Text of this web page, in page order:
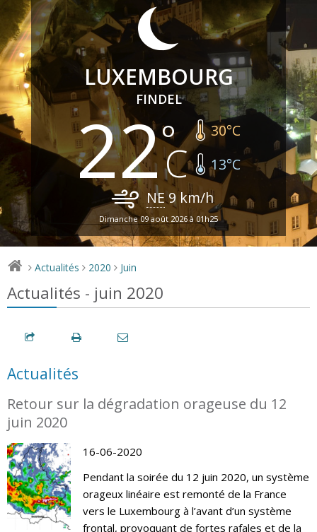
LUXEMBOURG
FINDEL
22 30°C
13°C
NE9 km/h
Dimanche 09 août 2026 à 01h25
> Actualités > 2020 > Juin
Actualités - juin 2020
Actualités
Retour sur la dégradation orageuse du 12
juin 2020
16-06-2020
Pendant la soirée du 12 juin 2020, un système
orageux linéaire est remonté de la France
vers le Luxembourg à l’avant d’un système
frontal, provoquant de fortes rafales et de la